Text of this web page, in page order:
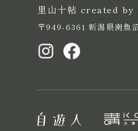
里山十帖 created by
〒949-6361 新潟県南魚